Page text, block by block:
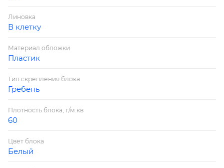
Линовка
В клетку
Материал обложки
Пластик
Тип скрепления блока
Гребень
Плотность блока, г/м.кв
60
Цвет блока
Белый